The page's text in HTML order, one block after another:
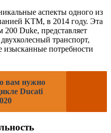
аспекты одного из
KTM, в 2014 году. Эта
200 Duke, представляет
транспорт,
изысканные потребности
вам нужно
Ducati